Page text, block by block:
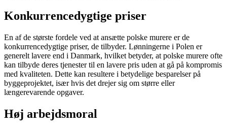
Konkurrencedygtige priser
En af de største fordele ved at ansætte polske murere er de
konkurrencedygtige priser, de tilbyder. Lønningerne i Polen er
generelt lavere end i Danmark, hvilket betyder, at polske murere ofte
kan tilbyde deres tjenester til en lavere pris uden at gå på kompromis
med kvaliteten. Dette kan resultere i betydelige besparelser på
byggeprojektet, især hvis det drejer sig om større eller
længerevarende opgaver.
Høj arbejdsmoral